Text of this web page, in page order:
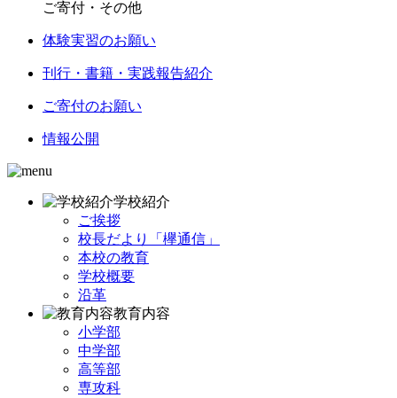
ご寄付・その他
体験実習のお願い
刊行・書籍・実践報告紹介
ご寄付のお願い
情報公開
学校紹介
ご挨拶
校長だより「欅通信」
本校の教育
学校概要
沿革
教育内容
小学部
中学部
高等部
専攻科